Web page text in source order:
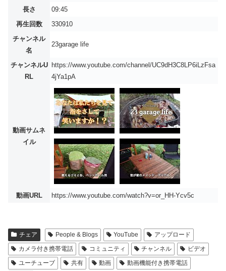
長さ
09:45
再生回数
330910
チャンネル
名
23garage life
チャンネルU
RL
https://www.youtube.com/channel/UC9dH3C8LP6iLzFsa
4jYa1pA
動画サムネ
イル
動画URL https://www.youtube.com/watch?v=or_HH-Ycv5c
チェア People & Blogs YouTube
アップロード
カメラ付き携帯電話
コミュニティ チャンネル
ビデオ
ユーチューブ
共有 動画
動画機能付き携帯電話